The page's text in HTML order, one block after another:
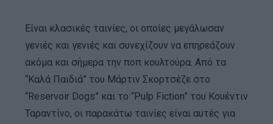
Είναι κλασικές ταινίες, οι οποίες μεγάλωσαν
γενιές και γενιές και συνεχίζουν να επηρεάζουν
ακόμα και σήμερα την ποπ κουλτούρα. Από τα
“Καλά Παιδιά” του Μάρτιν Σκορτσέζε στο
“Reservoir Dogs” και το “Pulp Fiction” του Κουέντιν
Ταραντίνο, οι παρακάτω ταινίες είναι αυτές για